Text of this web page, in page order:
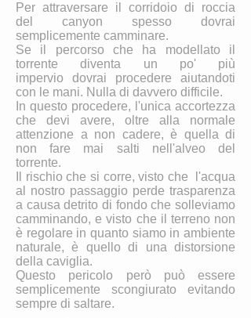
Per attraversare il corridoio di roccia
del canyon spesso dovrai
semplicemente camminare.
Se il percorso che ha modellato il
torrente diventa un po' più
impervio dovrai procedere aiutandoti
con le mani. Nulla di davvero difficile.
In questo procedere, l'unica accortezza
che devi avere, oltre alla normale
attenzione a non cadere, è quella di
non fare mai salti nell'alveo del
torrente.
Il rischio che si corre, visto che l'acqua
al nostro passaggio perde trasparenza
a causa detrito di fondo che solleviamo
camminando, e visto che il terreno non
è regolare in quanto siamo in ambiente
naturale, è quello di una distorsione
della caviglia.
Questo pericolo però può essere
semplicemente scongiurato evitando
sempre di saltare.